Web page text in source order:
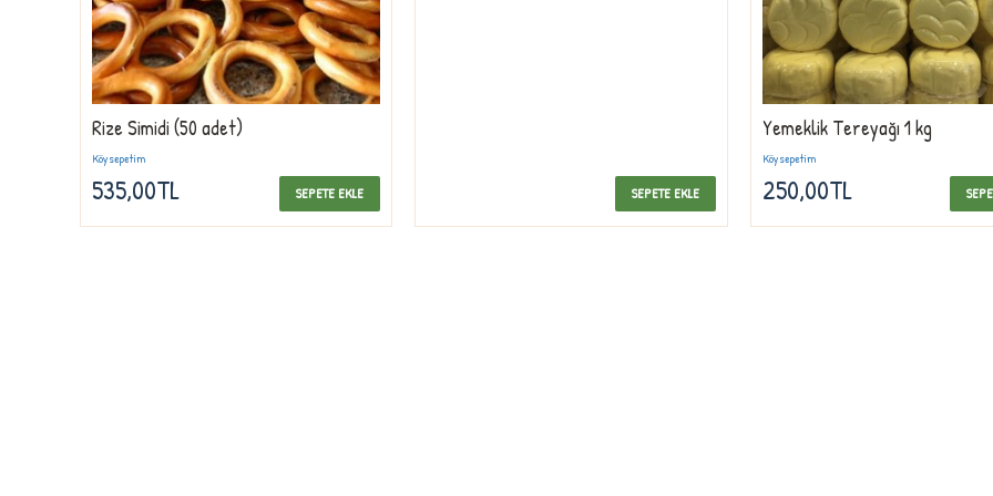
Köysepetim
Rize Simidi (50 adet)
535,00TL SEPETE EKLE SEPETE EKLE
Köysepetim
Yemeklik Tereyağı 1 kg
250,00TL